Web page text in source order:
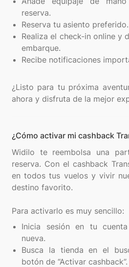
reserva.
Reserva tu asiento preferido.
Realiza el check-in online y
embarque.
Recibe notificaciones
¿Listo para tu próxima
¿Cómo activar mi cashback
Widilo te reembolsa una
reserva. Con el cashback
en todos tus vuelos y vivir
destino favorito.
Inicia sesión en tu
nueva.
Busca la tienda en el
botón de “Activar cashback”.